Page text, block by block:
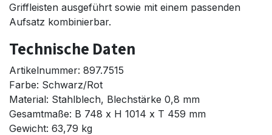
Griffleisten ausgeführt sowie mit einem passenden
Aufsatz kombinierbar.
Technische Daten
Artikelnummer: 897.7515
Farbe: Schwarz/Rot
Material: Stahlblech, Blechstärke 0,8 mm
Gesamtmaße: B 748 x H 1014 x T 459 mm
Gewicht: 63,79 kg